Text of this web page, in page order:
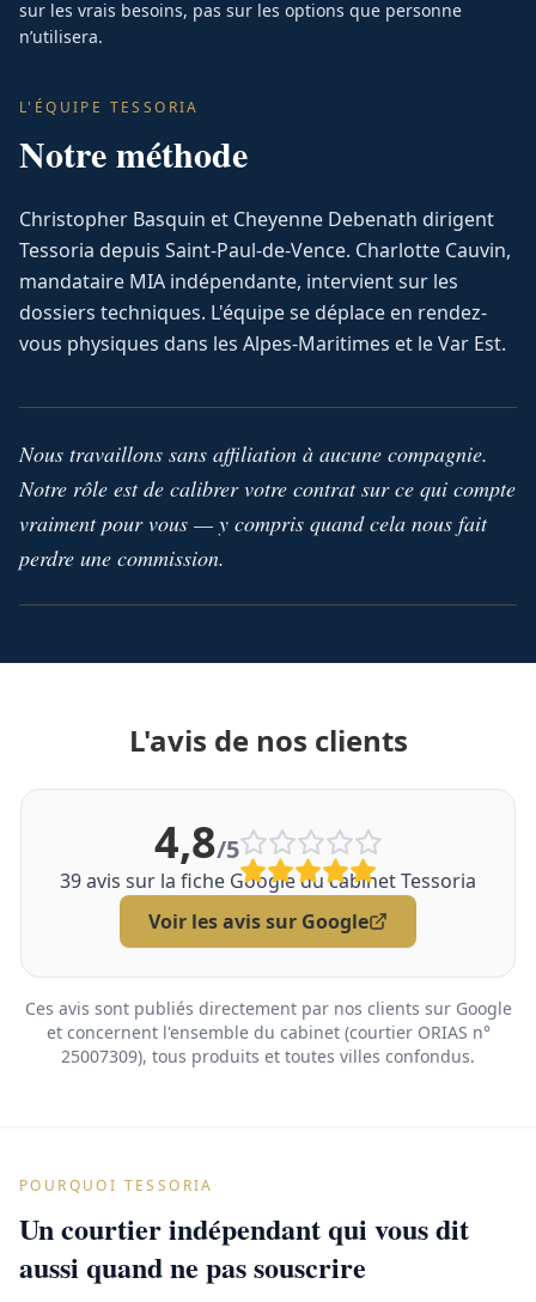
sur les vrais besoins, pas sur les options que personne
n’utilisera.
L'ÉQUIPE TESSORIA
Notre méthode
Christopher Basquin et Cheyenne Debenath dirigent
Tessoria depuis Saint-Paul-de-Vence. Charlotte Cauvin,
mandataire MIA indépendante, intervient sur les
dossiers techniques. L'équipe se déplace en rendez-
vous physiques dans les Alpes-Maritimes et le Var Est.
Nous travaillons sans affiliation à aucune compagnie.
Notre rôle est de calibrer votre contrat sur ce qui compte
vraiment pour vous — y compris quand cela nous fait
perdre une commission.
L'avis de nos clients
4,8/5
39avis sur la fiche Google du cabinet Tessoria
Voir les avis sur Google
Ces avis sont publiés directement par nos clients sur Google
et concernent l'ensemble du cabinet (courtier ORIAS n°
25007309), tous produits et toutes villes confondus.
POURQUOI TESSORIA
Un courtier indépendant qui vous dit
aussi quand ne pas souscrire